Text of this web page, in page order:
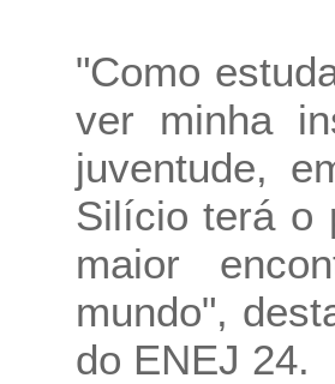
"Como
ver minha
juventude,
Silício terá o
maior
mundo",
do ENEJ 24.